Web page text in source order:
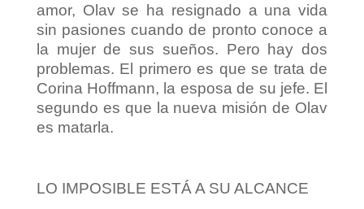
amor, Olav se ha resignado a una vida
sin pasiones cuando de pronto conoce a
la mujer de sus sueños. Pero hay dos
problemas. El primero es que se trata de
Corina Hoffmann, la esposa de su jefe. El
segundo es que la nueva misión de Olav
es matarla.
LO IMPOSIBLE ESTÁ A SU ALCANCE